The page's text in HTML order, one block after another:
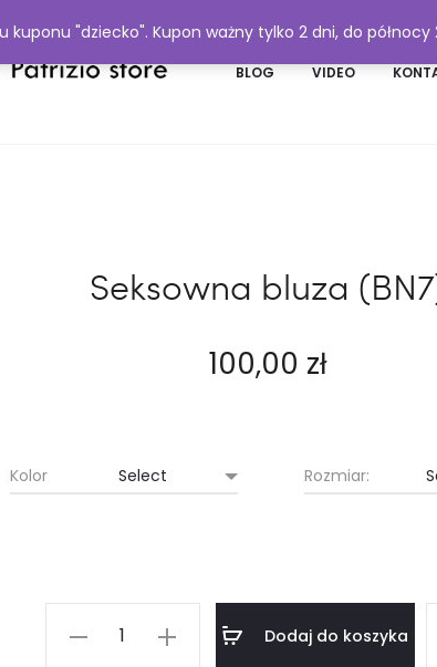
BLOG VIDEO
Seksowna bluza
100,00 zł
Kolor Rozmiar:
Seksowna
Dodaj do koszyka
"dziecko". Kupon ważny tylko 2 dni, do północy